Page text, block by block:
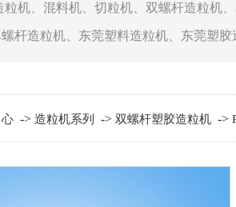
粒机 混料机 切粒机 双螺杆造粒机
杆造粒机 东莞塑料造粒机 东莞塑胶
-> 造粒机系列 -> 双螺杆塑胶造粒机 ->